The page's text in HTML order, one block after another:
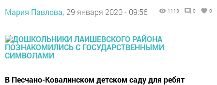
Мария Павлова, 29 января 2020 - 09:56 1113 0 0
В Песчано-Ковалинском детском саду для ребят